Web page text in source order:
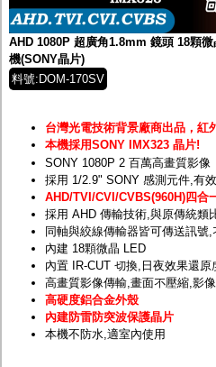
AHD 1080P 超廣角1.8mm 鏡頭 18顆
機(SONY晶片)
料號:DOM-170SV
台灣光電技術背景廠商出品，紅
本機採用SONY IMX323 晶片!
SONY 1080P 2 百萬高畫質影像
採用 1/2.9" SONY 感測元件,有
AHD/TVI/CVI/CVBS(960H)四合
採用 AHD 傳輸技術,與原傳統類
同軸與絞線傳輸器皆可傳送訊號,
內建 18顆微晶 LED
內置 IR-CUT 切換,日夜效果還原
高畫質影像傳輸,畫面不壓縮,影
高硬度鋁合金外殼
內建防雷防突波保護晶片
本機不防水,適室內使用